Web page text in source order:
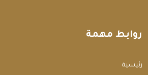
روابط مهمة
الرئيسية